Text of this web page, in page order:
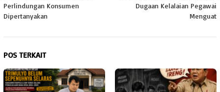
Perlindungan Konsumen
Dipertanyakan
Dugaan Kelalaian Pegawai
Menguat
POS TERKAIT